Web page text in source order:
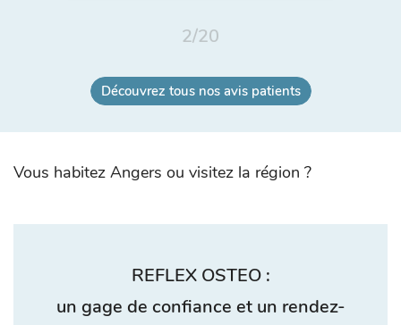
2/20
Découvrez tous nos avis patients
Vous habitez Angers ou visitez la région ?
REFLEX OSTEO :
un gage de confiance et un rendez-